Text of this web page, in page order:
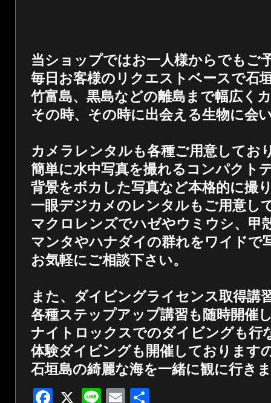
当ショップではお一人様からでもご
毎日お客様のリクエストベースで石
竹富島、黒島などの離島まで幅広く
その時、その時に出会える生物に会
カメラレンタルも各種ご用意してお
簡単に水中写真を撮れるコンパクト
背景をボカした写真など本格的に撮
一眼デジカメのレンタルもご用意し
マクロレンズでハゼやウミウシ、甲
マンタやハナダイの群れをワイドで
お気軽にご相談下さい。
また、ダイビングライセンス取得講
各種ステップアップ講習も随時開催
ナイトロックスでのダイビングも行
体験ダイビングも開催しております
石垣島の綺麗な海を一緒に観に行き
Facebook
X LineEmail